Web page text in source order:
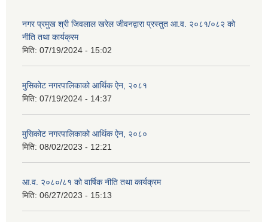
नगर प्रमुख श्री जिवलाल खरेल जीवनद्वारा प्रस्तुत आ.व. २०८१/०८२ को
नीति तथा कार्यक्रम
मिति: 07/19/2024 - 15:02
मुसिकोट नगरपालिकाको आर्थिक ऐन, २०८१
मिति: 07/19/2024 - 14:37
मुसिकोट नगरपालिकाको आर्थिक ऐन, २०८०
मिति: 08/02/2023 - 12:21
आ.व. २०८०/८१ को वार्षिक नीति तथा कार्यक्रम
मिति: 06/27/2023 - 15:13